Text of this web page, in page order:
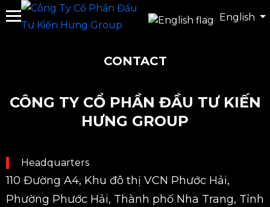
English
CONTACT
CÔNG TY CỔ PHẦN ĐẦU TƯ KIẾN
HƯNG GROUP
Headquarters
110 Đường A4, Khu đô thị VCN Phước Hải,
Phường Phước Hải, Thành phố Nha Trang, Tỉnh